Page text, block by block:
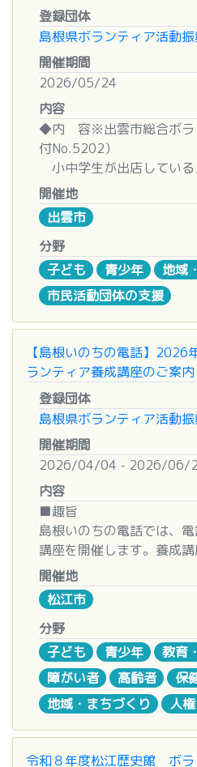
■対象
６名（高校生以上）
■申込締切
■その他
・事前連絡あり
・午前、終日参加の方は
■お問い合わせ先
出雲市総合ボランティアセ
島根県出雲市松寄下町７
TEL（０８５３）２１-５
※土日もＯＫ♪（朝９時～
登録団体
島根県ボランティア活動
開催期間
2026/05/24
内容
◆内 容※出雲市総合ボラ
付No.5202）
小中学生が出店してい
のお金の学び体験！一人で
のお手伝いです。
◆日 時
令和8年5月24日（日）7
◆場 所
出雲市役所北川軒下
◆対 象
中学、高校、大学、専門
◆人 数
8名
出雲市総合ボランティア
島根県出雲市松寄下町７０
TEL（０８５３）２１-５
※土日もＯＫ♪（朝９時～
開催地
出雲市
分野
子ども
青少年
地域
市民活動団体の支援
【島根いのちの電話】2026
ランティア養成講座のご案内
登録団体
島根県ボランティア活動
開催期間
2026/04/04 - 2026/06/
内容
■趣旨
島根いのちの電話では、
講座を開催します。養成
理解する人間関係の基礎を
「第１課程（公開講座 全
ークやロールプレイなど電
習を行う「第２課程（相談
す。
■募集人数
50 名程度（会場参加者）
開催地
松江市
分野
子ども
青少年 教育
障がい者
高齢者
保
地域・まちづくり
人
令和８年度松江歴史館 ボラ